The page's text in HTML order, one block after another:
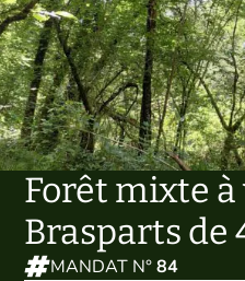
Forêt mixte à
Brasparts de
MANDAT N°84